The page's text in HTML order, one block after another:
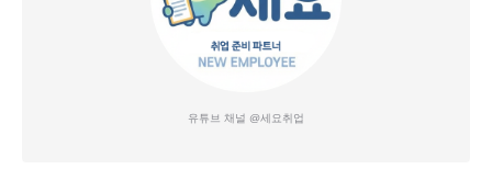
유튜브 채널 @세요취업